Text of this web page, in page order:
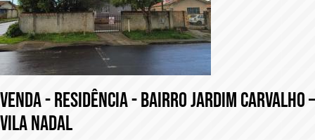
VENDA - RESIDÊNCIA - BAIRRO JARDIM CARVALHO –
VILA NADAL